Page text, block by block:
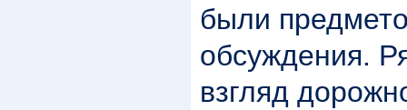
были
обсуждения.
взгляд